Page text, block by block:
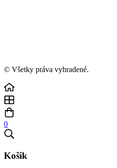
© Všetky práva vyhradené.
0
Košik